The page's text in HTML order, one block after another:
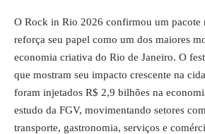
O Rock in Rio 2026 confirmou um pacote
reforça seu papel como um dos maiores
economia criativa do Rio de Janeiro. O
que mostram seu impacto crescente na
foram injetados R$ 2,9 bilhões na
estudo da FGV, movimentando setores
transporte, gastronomia, serviços e